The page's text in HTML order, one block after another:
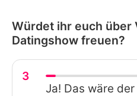
Würdet ihr euch über
Datingshow freuen?
3
Ja! Das wäre